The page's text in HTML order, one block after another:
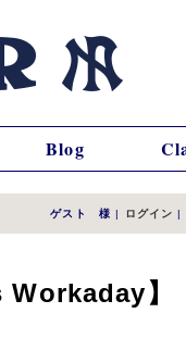
Blog
ゲスト 様 | ログイン |
Workaday